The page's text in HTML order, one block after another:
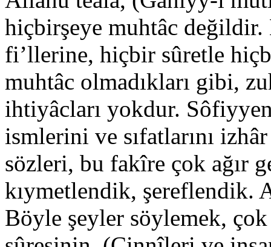
hiçbirşeye muhtâc değildir.
fi’llerine, hiçbir sûretle
muhtâc olmadıkları gibi,
ihtiyâcları yokdur.
ismlerini ve sıfatlarını
sözleri, bu fakîre çok ağır
kıymetlendik, şereflendik.
Böyle şeyler söylemek,